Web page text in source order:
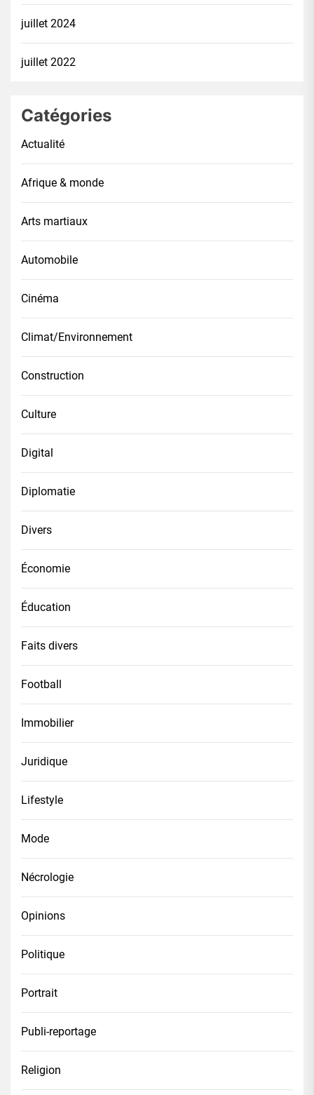
juillet 2024
juillet 2022
Catégories
Actualité
Afrique & monde
Arts martiaux
Automobile
Cinéma
Climat/Environnement
Construction
Culture
Digital
Diplomatie
Divers
Économie
Éducation
Faits divers
Football
Immobilier
Juridique
Lifestyle
Mode
Nécrologie
Opinions
Politique
Portrait
Publi-reportage
Religion